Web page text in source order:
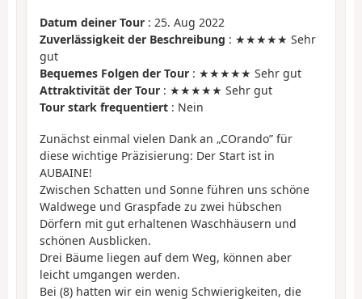
Datum deiner Tour : 25. Aug 2022
Zuverlässigkeit der Beschreibung : ★★★★★ Sehr
gut
Bequemes Folgen der Tour : ★★★★★ Sehr gut
Attraktivität der Tour : ★★★★★ Sehr gut
Tour stark frequentiert : Nein
Zunächst einmal vielen Dank an „COrando” für
diese wichtige Präzisierung: Der Start ist in
AUBAINE!
Zwischen Schatten und Sonne führen uns schöne
Waldwege und Graspfade zu zwei hübschen
Dörfern mit gut erhaltenen Waschhäusern und
schönen Ausblicken.
Drei Bäume liegen auf dem Weg, können aber
leicht umgangen werden.
Bei (8) hatten wir ein wenig Schwierigkeiten, die